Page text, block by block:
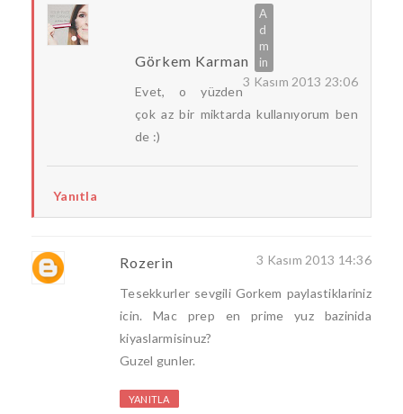
Görkem Karman
3 Kasım 2013 23:06
Evet, o yüzden
çok az bir miktarda kullanıyorum ben
de :)
Yanıtla
Rozerin 3 Kasım 2013 14:36
Tesekkurler sevgili Gorkem paylastiklariniz
icin. Mac prep en prime yuz bazinida
kiyaslarmisinuz?
Guzel gunler.
YANITLA